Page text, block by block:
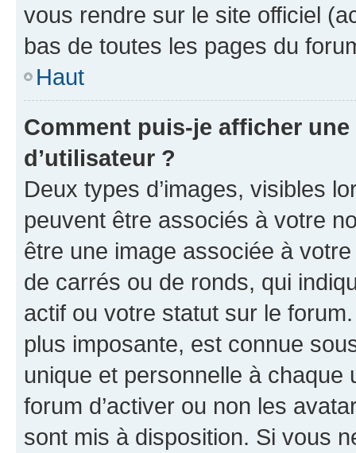
vous rendre sur le site officiel
bas de toutes les pages du
Haut
Comment puis-je afficher
d’utilisateur ?
Deux types d’images, visibles
peuvent être associés à votre
être une image associée à
de carrés ou de ronds, qui
actif ou votre statut sur le
plus imposante, est connue
unique et personnelle à chaque
forum d’activer ou non les
sont mis à disposition. Si vous